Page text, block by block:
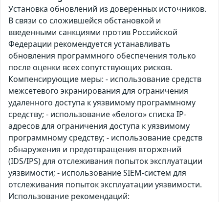
Установка обновлений из доверенных источников.
В связи со сложившейся обстановкой и
введенными санкциями против Российской
Федерации рекомендуется устанавливать
обновления программного обеспечения только
после оценки всех сопутствующих рисков.
Компенсирующие меры: - использование средств
межсетевого экранирования для ограничения
удаленного доступа к уязвимому программному
средству; - использование «белого» списка IP-
адресов для ограничения доступа к уязвимому
программному средству; - использование средств
обнаружения и предотвращения вторжений
(IDS/IPS) для отслеживания попыток эксплуатации
уязвимости; - использование SIEM-систем для
отслеживания попыток эксплуатации уязвимости.
Использование рекомендаций: